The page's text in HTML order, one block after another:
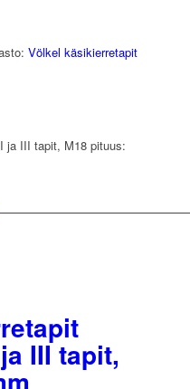
Völkel käsikierretapit
ja III tapit, M18 pituus:
III tapit,